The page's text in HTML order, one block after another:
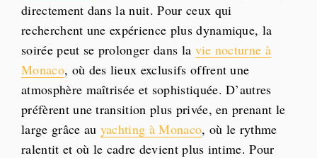
directement dans la nuit. Pour ceux qui
recherchent une expérience plus dynamique, la
soirée peut se prolonger dans la vie nocturne à
Monaco, où des lieux exclusifs offrent une
atmosphère maîtrisée et sophistiquée. D’autres
préfèrent une transition plus privée, en prenant le
large grâce au yachting à Monaco, où le rythme
ralentit et où le cadre devient plus intime. Pour